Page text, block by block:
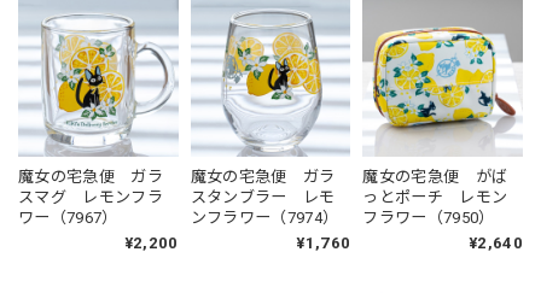
魔女の宅急便 ガラ
スマグ レモンフラ
ワー（7967）
¥2,200
魔女の宅急便 ガラ
スタンブラー レモ
ンフラワー（7974）
¥1,760
魔女の宅急便 がば
っとポーチ レモン
フラワー（7950）
¥2,640